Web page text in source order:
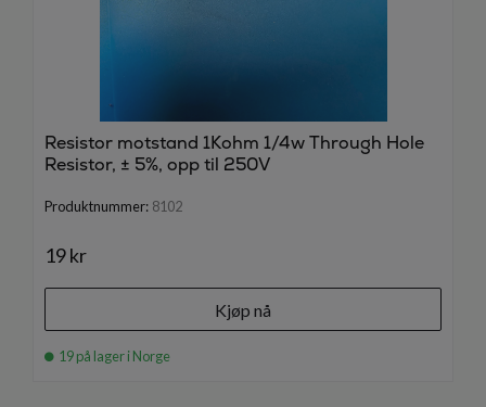
Resistor motstand 1Kohm 1/4w Through Hole
Resistor, ± 5%, opp til 250V
Produktnummer: 8102
19 kr
Kjøp nå
19 på lager i Norge